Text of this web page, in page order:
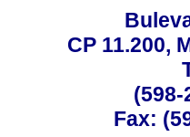
CP 11.200,
(598-
Fax: